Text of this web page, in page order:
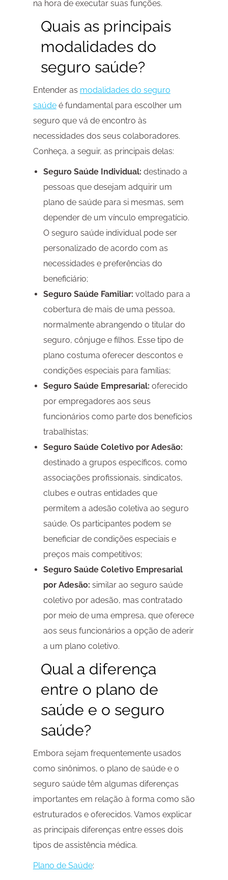
na hora de executar suas funções.
Quais as principais
modalidades do
seguro saúde?
Entender as modalidades do seguro
saúdeé fundamental para escolher um
seguro que vá de encontro às
necessidades dos seus colaboradores.
Conheça, a seguir, as principais delas:
Seguro Saúde Individual: destinado a
pessoas que desejam adquirir um
plano de saúde para si mesmas, sem
depender de um vínculo empregatício.
O seguro saúde individual pode ser
personalizado de acordo com as
necessidades e preferências do
beneficiário;
Seguro Saúde Familiar: voltado para a
cobertura de mais de uma pessoa,
normalmente abrangendo o titular do
seguro, cônjuge e filhos. Esse tipo de
plano costuma oferecer descontos e
condições especiais para famílias;
Seguro Saúde Empresarial: oferecido
por empregadores aos seus
funcionários como parte dos benefícios
trabalhistas;
Seguro Saúde Coletivo por Adesão:
destinado a grupos específicos, como
associações profissionais, sindicatos,
clubes e outras entidades que
permitem a adesão coletiva ao seguro
saúde. Os participantes podem se
beneficiar de condições especiais e
preços mais competitivos;
Seguro Saúde Coletivo Empresarial
por Adesão: similar ao seguro saúde
coletivo por adesão, mas contratado
por meio de uma empresa, que oferece
aos seus funcionários a opção de aderir
a um plano coletivo.
Qual a diferença
entre o plano de
saúde e o seguro
saúde?
Embora sejam frequentemente usados
como sinônimos, o plano de saúde e o
seguro saúde têm algumas diferenças
importantes em relação à forma como são
estruturados e oferecidos. Vamos explicar
as principais diferenças entre esses dois
tipos de assistência médica.
Plano de Saúde: